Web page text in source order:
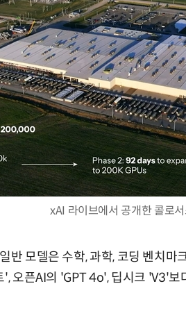
xAI 라이브에서 공개한 콜로
반 모델은 수학, 과학, 코딩 벤치
오픈AI의 'GPT 4o', 딥시크 'V3'보
“입으면 전투력 상승?” 드래곤볼 전투